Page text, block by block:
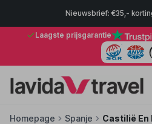
Nieuwsbrief: €35,-
Laagste prijsgarantie
Homepage Spanje Castilië En